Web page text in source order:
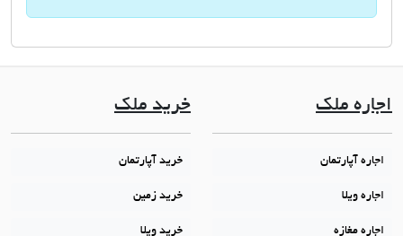
اجاره ملک
اجاره آپارتمان
اجاره ویلا
اجاره مغازه
خرید ملک
خرید آپارتمان
خرید زمین
خرید ویلا